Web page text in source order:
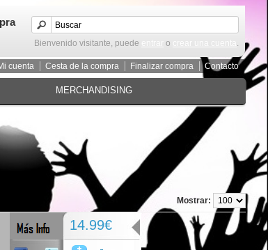
Bienvenido visitante, puede
entrar o crear una cuenta .
cuenta Cesta de la compra Finalizar compra Contacto
MERCHANDISING
Mostrar:
14.99€